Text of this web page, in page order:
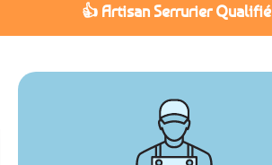
👍 Artisan Serrurier Qualifié